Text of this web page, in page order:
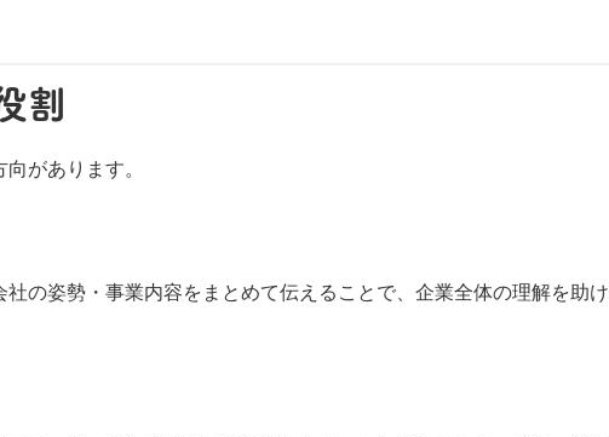
割
があります。
の姿勢・事業内容をまとめて伝えることで、企業全体の理解を助け